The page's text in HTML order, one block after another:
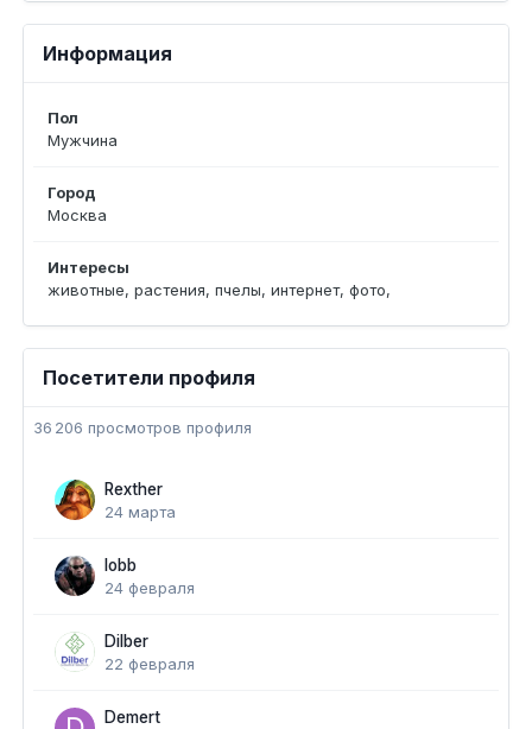
Информация
Пол
Мужчина
Город
Москва
Интересы
животные, растения, пчелы, интернет, фото,
Посетители профиля
36 206 просмотров профиля
Rexther
24 марта
lobb
24 февраля
Dilber
22 февраля
Demert